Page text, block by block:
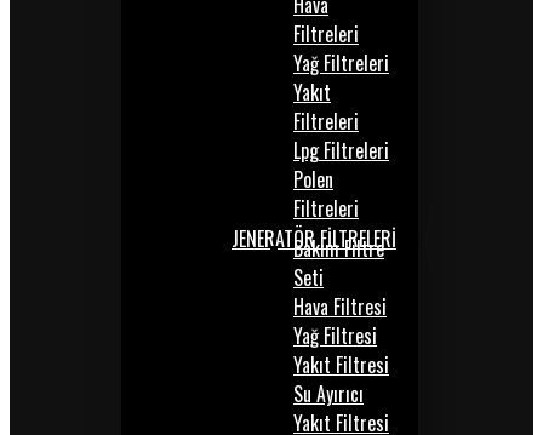
Filtreleri
Yağ Filtreleri
Yakıt
Filtreleri
Lpg Filtreleri
Polen
Filtreleri
JENERATÖR FİLTRELERİ
Bakım Filtre
Seti
Hava Filtresi
Yağ Filtresi
Yakıt Filtresi
Su Ayırıcı
Yakıt Filtresi